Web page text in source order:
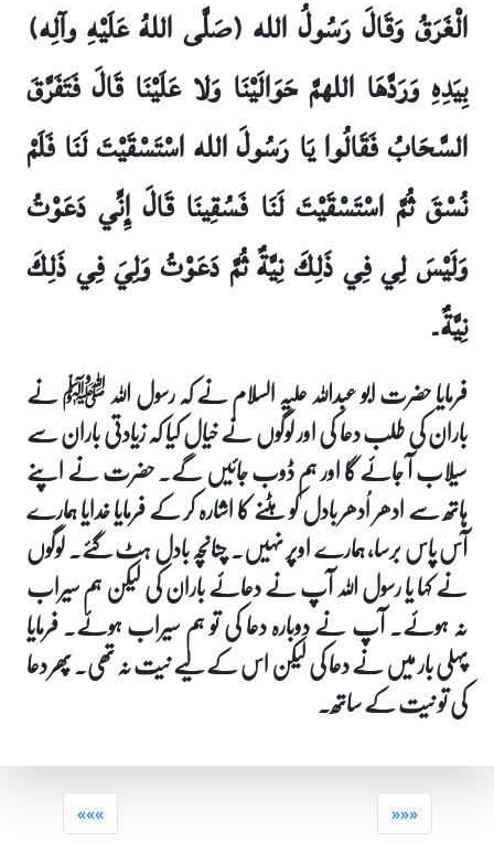
الْغَرَقُ وَقَالَ رَسُولُ الله (صَلَّى اللهُ عَلَيْهِ وآلِه)
بِيَدِهِ وَرَدَّهَا اللهمَّ حَوَالَيْنَا وَلا عَلَيْنَا قَالَ فَتَفَرَّقَ
السَّحَابُ فَقَالُوا يَا رَسُولَ الله اسْتَسْقَيْتَ لَنَا فَلَمْ
نُسْقَ ثُمَّ اسْتَسْقَيْتَ لَنَا فَسُقِينَا قَالَ إِنِّي دَعَوْتُ
وَلَيْسَ لِي فِي ذَلِكَ نِيَّةٌ ثُمَّ دَعَوْتُ وَلِيَ فِي ذَلِكَ
نِيَّةٌ۔
فرمایا حضرت ابو عبداللہ علیہ السلام نے کہ رسول اللہ ﷺ نے
باران کی طلب دعا کی اور لوگوں نے خیال کیا کہ زیادتی باران سے
سیلاب آ جائے گا اور ہم ڈوب جائیں گے۔ حضرت نے اپنے
ہاتھ سے ادھر اُدھر بادل کو ہٹنے کا اشارہ کر کے فرمایا خدایا ہمارے
آس پاس برسا، ہمارے اوپر نہیں۔ چنانچہ بادل ہٹ گئے۔ لوگوں
نے کہا یا رسول اللہ آپ نے دعائے باران کی لیکن ہم سیراب
نہ ہوئے۔ آپ نے دوبارہ دعا کی تو ہم سیراب ہوئے۔ فرمایا
پہلی بار میں نے دعا کی لیکن اس کے لیے نیت نہ تھی۔ پھر دعا
کی تو نیت کے ساتھ۔
««« »»»